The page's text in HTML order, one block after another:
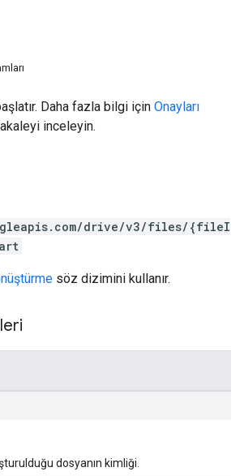
Daha fazla bilgi için Onayları
inceleyin.
drive/v3/files/{fileI
söz dizimini kullanır.
dosyanın kimliği.